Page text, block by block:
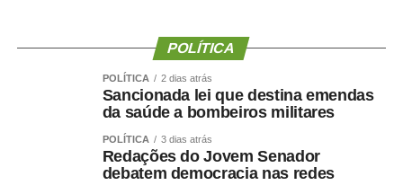
“Fiz isso de boa-fé, acreditando na palavra empenhada e
na seriedade de uma decisão tomada por quem pretende
governar Mato Grosso.”
A manifestação ocorre apenas dois dias depois de Maluf
confirmar publicamente sua indicação para a vice.
Durante a convenção do Novo, na quarta-feira (5), ele
POLÍTICA
POLÍTICA 2 dias atrás
Sancionada lei que destina emendas
da saúde a bombeiros militares
POLÍTICA 3 dias atrás
Redações do Jovem Senador
debatem democracia nas redes